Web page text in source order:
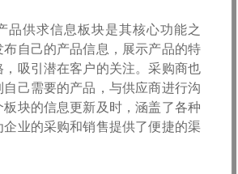
品供求信息板块是其核心功能之
自己的产品信息，展示产品的特
，吸引潜在客户的关注。采购商也
己需要的产品，与供应商进行沟
块的信息更新及时，涵盖了各种
业的采购和销售提供了便捷的渠